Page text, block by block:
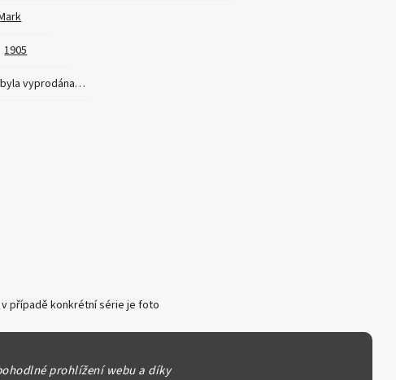
prohlížení webu a díky
1905
vyprodána…
v případě konkrétní série je foto